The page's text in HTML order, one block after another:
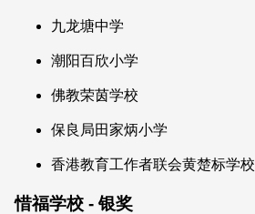
九龙塘中学
潮阳百欣小学
佛教荣茵学校
保良局田家炳小学
香港教育工作者联会黄楚标学校
惜福学校 - 银奖